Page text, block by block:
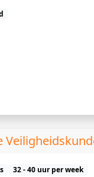
32 - 40 uur per week